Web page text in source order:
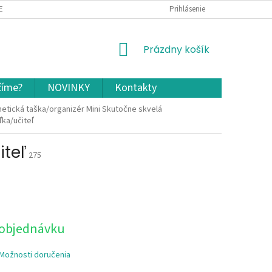
A VRÁTENIE TOVARU OCHRANA OSOBNÝCH ÚDAJOV A COOKIES
Prihlásenie
NÁKUPNÝ
Prázdny košík
NOVINKY Kontakty
taška/organizér Mini Skutočne skvelá
učiteľ
275
doručenia